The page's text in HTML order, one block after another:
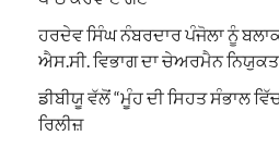
ਹਰਦੇਵ ਸਿੰਘ ਨੰਬਰਦਾਰ ਪੰਜੋਲਾ ਨੂੰ
ਐਸ.ਸੀ. ਵਿਭਾਗ ਦਾ ਚੇਅਰਮੈਨ ਨਿਯੁਕਤ
ਡੀਬੀਯੂ ਵੱਲੋਂ “ਮੂੰਹ ਦੀ ਸਿਹਤ ਸੰਭਾਲ
ਰਿਲੀਜ਼